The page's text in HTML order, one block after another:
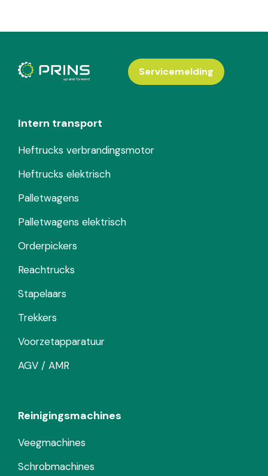
Intern transport
Heftrucks verbrandingsmotor
Heftrucks elektrisch
Palletwagens
Palletwagens elektrisch
Orderpickers
Reachtrucks
Stapelaars
Trekkers
Voorzetapparatuur
AGV / AMR
Reinigingsmachines
Veegmachines
Schrobmachines
Servicemelding